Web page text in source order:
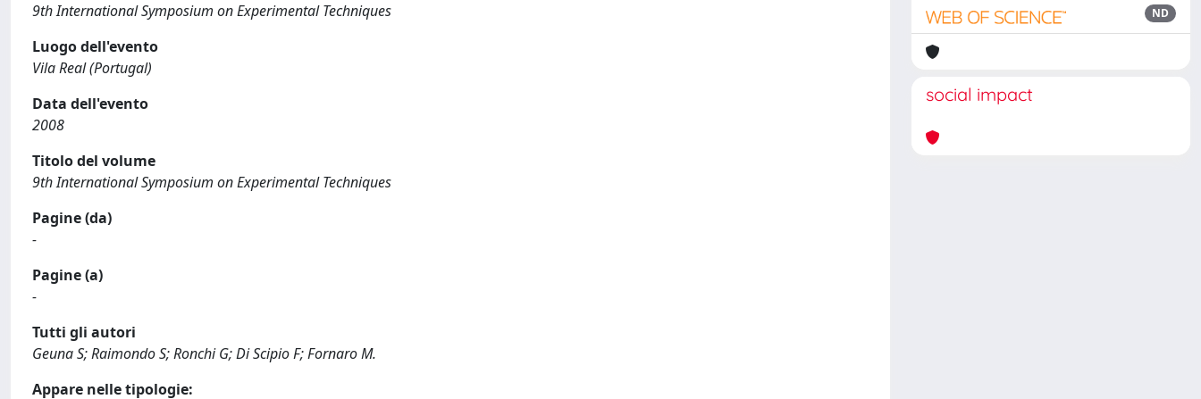
9th International Symposium on Experimental Techniques
Luogo dell'evento
Vila Real (Portugal)
Data dell'evento
2008
Titolo del volume
9th International Symposium on Experimental Techniques
Pagine (da)
-
Pagine (a)
-
Tutti gli autori
Geuna S; Raimondo S; Ronchi G; Di Scipio F; Fornaro M.
Appare nelle tipologie:
ND
social impact